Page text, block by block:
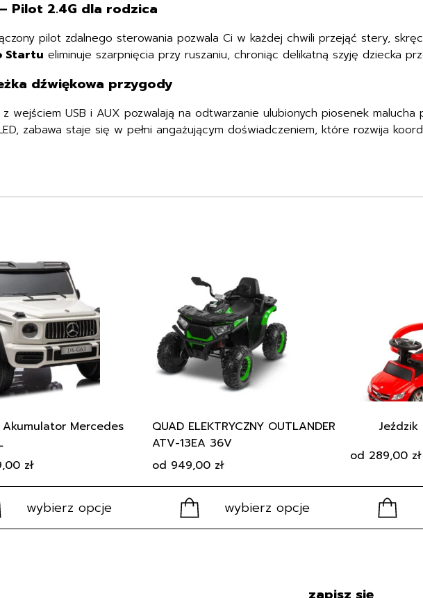
Pilot 2.4G dla rodzica
pilot zdalnego sterowania pozwala Ci w każdej chwili przejąć stery,
Startu eliminuje szarpnięcia przy ruszaniu, chroniąc delikatną szyję dziecka
dźwiękowa przygody
wejściem USB i AUX pozwalają na odtwarzanie ulubionych piosenek malucha
zabawa staje się w pełni angażującym doświadczeniem, które rozwija
Mercedes
zł
wybierz opcje
QUAD ELEKTRYCZNY OUTLANDER
ATV-13EA 36V
od 949,00 zł
wybierz opcje
wariantów.
Opcje
można
wybrać
Jeździk
od 289,00 zł
stronie